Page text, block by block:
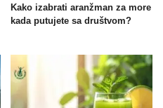
Kako izabrati aranžman za more
kada putujete sa društvom?